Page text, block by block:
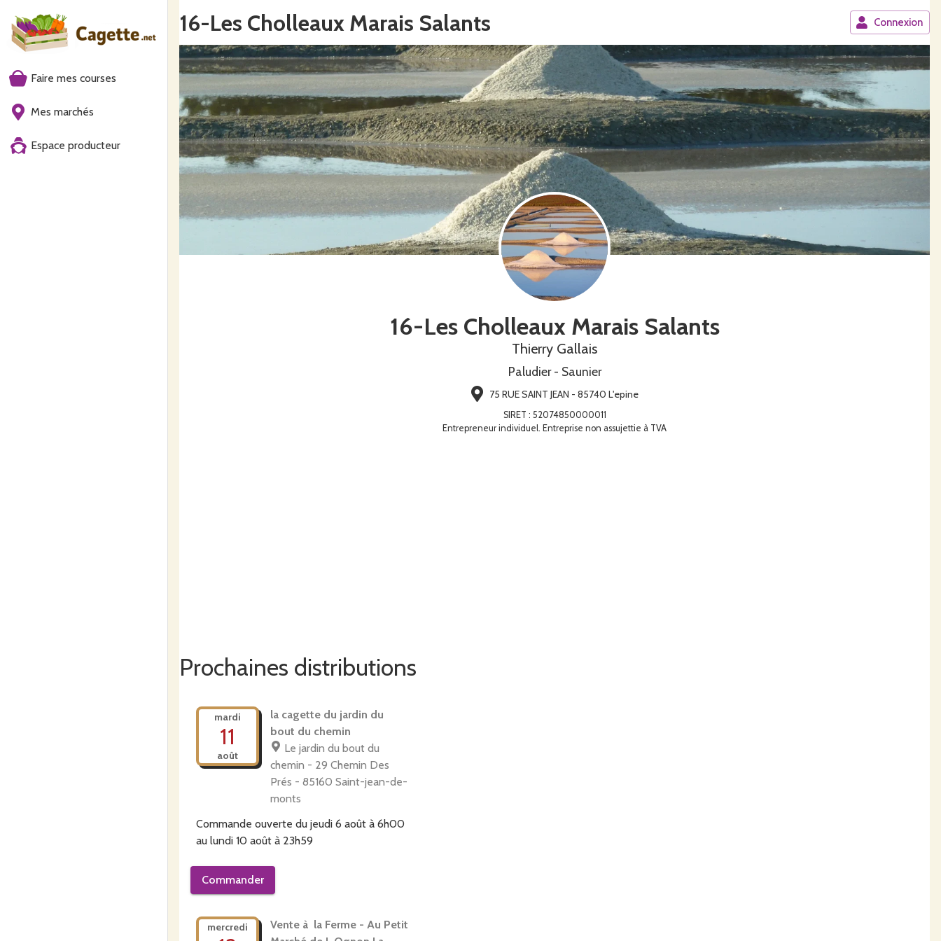
Faire mes courses
Mes marchés
Espace producteur
16-Les Cholleaux Marais Salants Connexion
16-Les Cholleaux Marais Salants
Thierry Gallais
Paludier - Saunier
75 RUE SAINT JEAN - 85740 L'epine
SIRET : 52074850000011
Entrepreneur individuel. Entreprise non assujettie à TVA
Prochaines distributions
mardi
11
août
la cagette du jardin du
bout du chemin
Le jardin du bout du
chemin - 29 Chemin Des
Prés - 85160 Saint-jean-de-
monts
Commande ouverte du jeudi 6 août à 6h00
au lundi 10 août à 23h59
Commander
mercredi
Vente à la Ferme - Au Petit